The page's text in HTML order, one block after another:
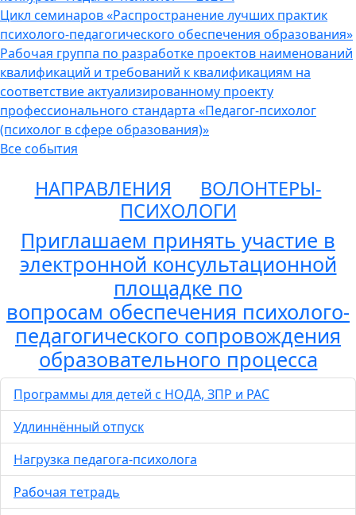
Цикл семинаров «Распространение лучших практик
психолого-педагогического обеспечения образования»
Рабочая группа по разработке проектов наименований
квалификаций и требований к квалификациям на
соответствие актуализированному проекту
профессионального стандарта «Педагог-психолог
(психолог в сфере образования)»
Все события
НАПРАВЛЕНИЯ
ВОЛОНТЕРЫ-
ПСИХОЛОГИ
Приглашаем принять участие в
электронной консультационной
площадке по
вопросам обеспечения психолого-
педагогического сопровождения
образовательного процесса
Программы для детей с НОДА, ЗПР и РАС
Удлиннённый отпуск
Нагрузка педагога-психолога
Рабочая тетрадь